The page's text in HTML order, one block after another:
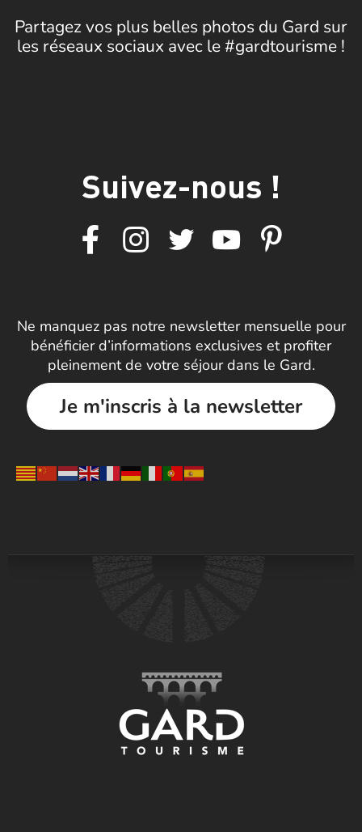
Partagez vos plus belles photos du Gard sur
les réseaux sociaux avec le #gardtourisme !
Suivez-nous !
Ne manquez pas notre newsletter mensuelle pour
bénéficier d’informations exclusives et profiter
pleinement de votre séjour dans le Gard.
Je m'inscris à la newsletter